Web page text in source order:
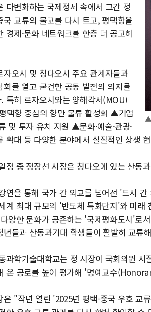
▲
다변화하는 국제정세 속에서 그간 정
국 교류의 물꼬를 다시 트고, 평택항을
경제·문화 네트워크를 한층 더 공고히
자오시 및 칭다오시 주요 관계자들과
회를 열고 굳건한 공동 발전의 의지를
특히 르자오시와는 양해각서(MOU)
택항 중심의 항만 물류 활성화 ▲기업
및 투자 유치 지원 ▲문화·예술·관광·
확대 등 다양한 분야에서 실질적인 상생
정 중 정장선 시장은 칭다오에 있는 산동
연을 통해 국가 간 외교를 넘어선 '도시
계 최대 규모의 '반도체 특화단지'와 미
양한 문화가 공존하는 '국제평화도시'로
년들과 산동과기대 학생들이 활발히 교류
과학기술대학교는 정 시장이 국회의원
온 공로를 높이 평가해 '명예교수
은 "작년 열린 '2025년 평택-중국 우호 교